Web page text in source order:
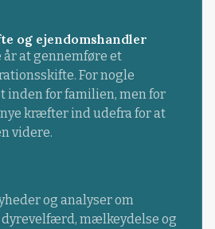
og ejendomshandler
år at gennemføre et
For nogle
inden for familien, men for
kræfter ind udefra for at
videre.
og analyser om
dyrevelfærd, mælkeydelse og